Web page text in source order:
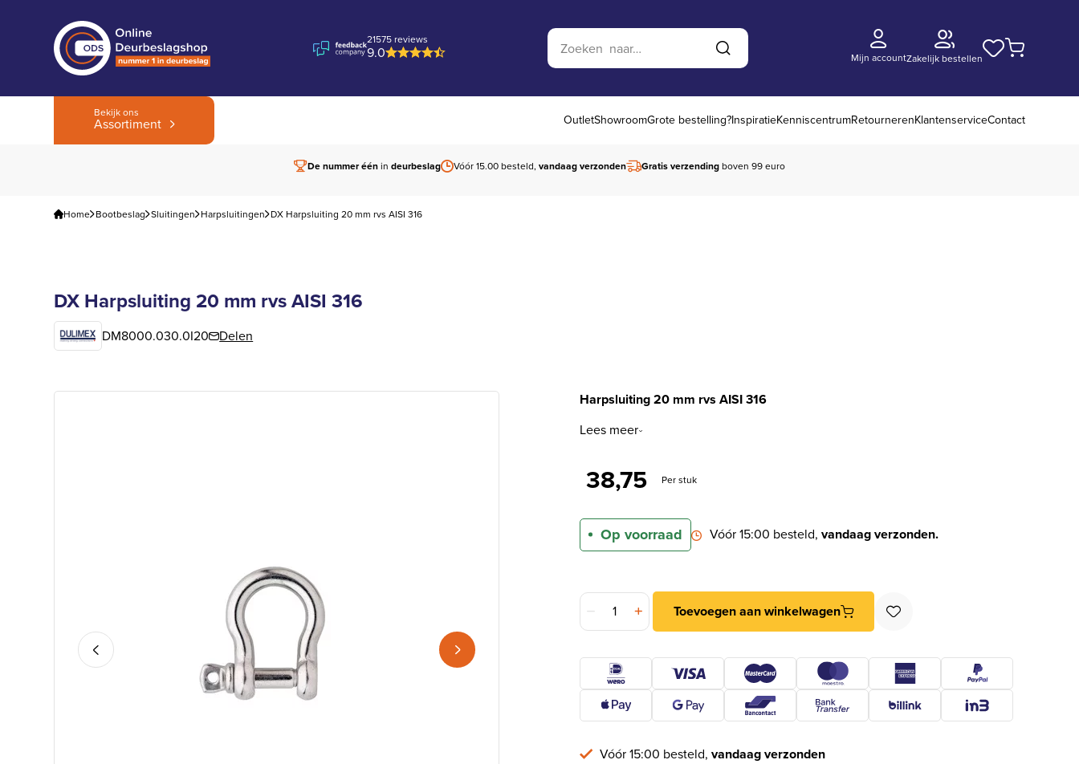
21575 reviews
9.0
Zoek op website
Zoeken
Mijn accountZakelijk bestellen
Bekijk ons
Assortiment OutletShowroomGrote bestelling?InspiratieKenniscentrumRetournerenKlantenserviceContact
De nummer éénin deurbeslag Vóór 15.00 besteld, vandaag verzonden Gratis verzendingboven 99 euro
Home Bootbeslag Sluitingen Harpsluitingen DX Harpsluiting 20 mm rvs AISI 316
DX Harpsluiting 20 mm rvs AISI 316
DM8000.030.0I20 Delen
Harpsluiting 20 mm rvs AISI 316
Lees meer
38,75 Per stuk
Op voorraad Vóór 15:00 besteld, vandaag verzonden.
DX Harpsluiting 20 mm rvs AISI 316 aantal
Toevoegen aan winkelwagen
Vóór 15:00 besteld, vandaag verzonden